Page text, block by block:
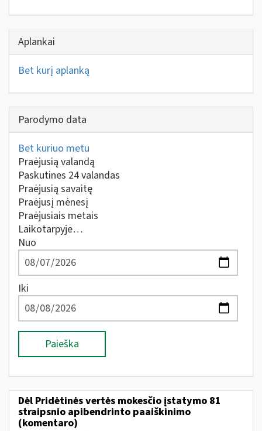
Aplankai
Bet kurį aplanką
Parodymo data
Bet kuriuo metu
Praėjusią valandą
Paskutines 24 valandas
Praėjusią savaitę
Praėjusį mėnesį
Praėjusiais metais
Laikotarpyje…
Nuo
Iki
Paieška
Dėl Pridėtinės vertės mokesčio įstatymo 81
straipsnio apibendrinto paaiškinimo
(komentaro)